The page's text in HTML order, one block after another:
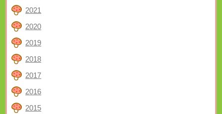
2021
2020
2019
2018
2017
2016
2015